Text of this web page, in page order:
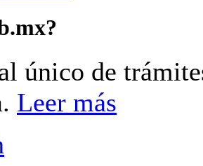
único de
Leer más